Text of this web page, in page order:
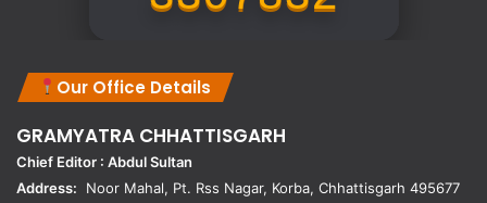
Our Office Details
GRAMYATRA CHHATTISGARH
Chief Editor : Abdul Sultan
Address: Noor Mahal, Pt. Rss Nagar, Korba, Chhattisgarh 495677